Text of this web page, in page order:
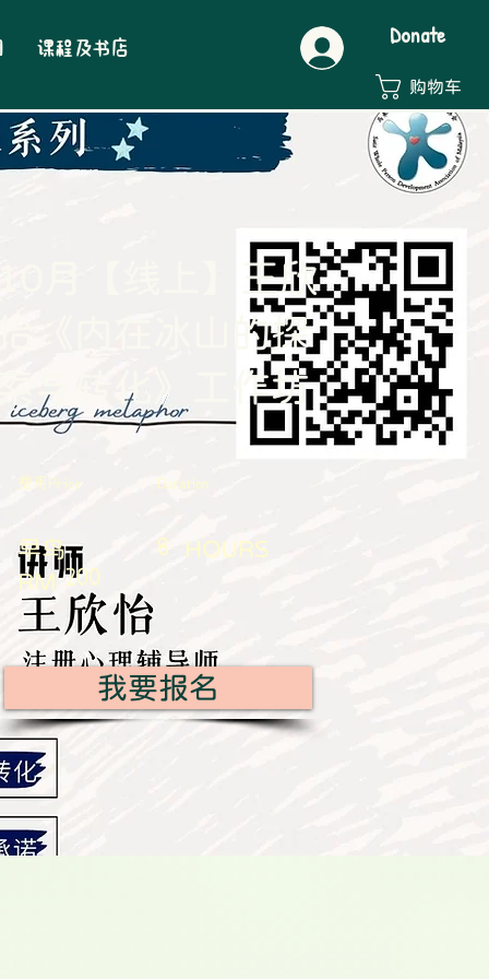
课程及书店 Donate
购物车
月【线上】王欣
《内在冰山的探
与转化》工作坊
费用Price
200
​早鸟
RM
Duration
8 HOURS
我要报名